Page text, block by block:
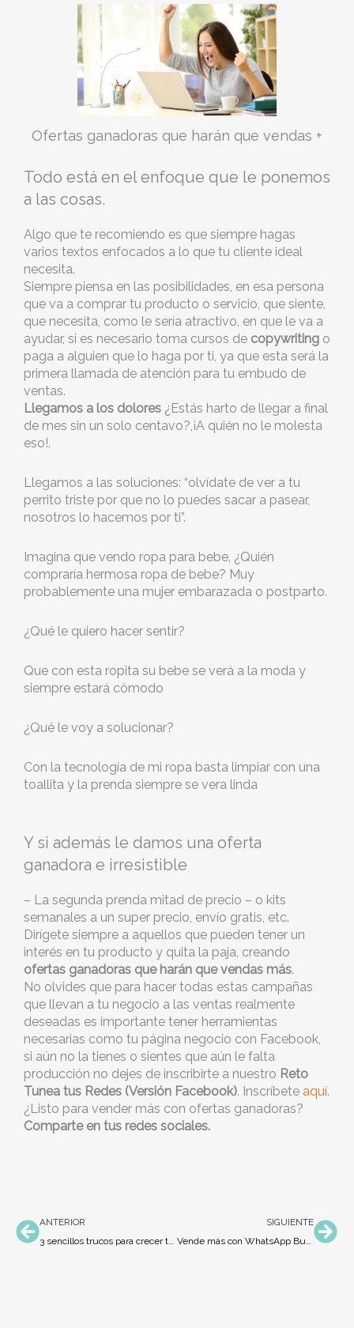
Ofertas ganadoras que harán que vendas +
Todo está en el enfoque que le ponemos
a las cosas.
Algo que te recomiendo es que siempre hagas
varios textos enfocados a lo que tu cliente ideal
necesita.
Siempre piensa en las posibilidades, en esa persona
que va a comprar tu producto o servicio, que siente,
que necesita, como le sería atractivo, en que le va a
ayudar, si es necesario toma cursos de copywriting o
paga a alguien que lo haga por ti, ya que esta será la
primera llamada de atención para tu embudo de
ventas.
Llegamos a los dolores ¿Estás harto de llegar a final
de mes sin un solo centavo?,¡A quién no le molesta
eso!.
Llegamos a las soluciones: “olvídate de ver a tu
perrito triste por que no lo puedes sacar a pasear,
nosotros lo hacemos por ti”.
Imagina que vendo ropa para bebe, ¿Quién
compraría hermosa ropa de bebe? Muy
probablemente una mujer embarazada o postparto.
¿Qué le quiero hacer sentir?
Que con esta ropita su bebe se verá a la moda y
siempre estará cómodo
¿Qué le voy a solucionar?
Con la tecnología de mi ropa basta limpiar con una
toallita y la prenda siempre se vera linda
Y si además le damos una oferta
ganadora e irresistible
– La segunda prenda mitad de precio – o kits
semanales a un super precio, envío gratis, etc.
Dirígete siempre a aquellos que pueden tener un
interés en tu producto y quita la paja, creando
ofertas ganadoras que harán que vendas más.
No olvides que para hacer todas estas campañas
que llevan a tu negocio a las ventas realmente
deseadas es importante tener herramientas
necesarias como tu página negocio con Facebook,
si aún no la tienes o sientes que aún le falta
producción no dejes de inscribirte a nuestro Reto
Tunea tus Redes (Versión Facebook). Inscríbete aquí.
¿Listo para vender más con ofertas ganadoras?
Comparte en tus redes sociales.
ANTERIOR
SIGUIENTE